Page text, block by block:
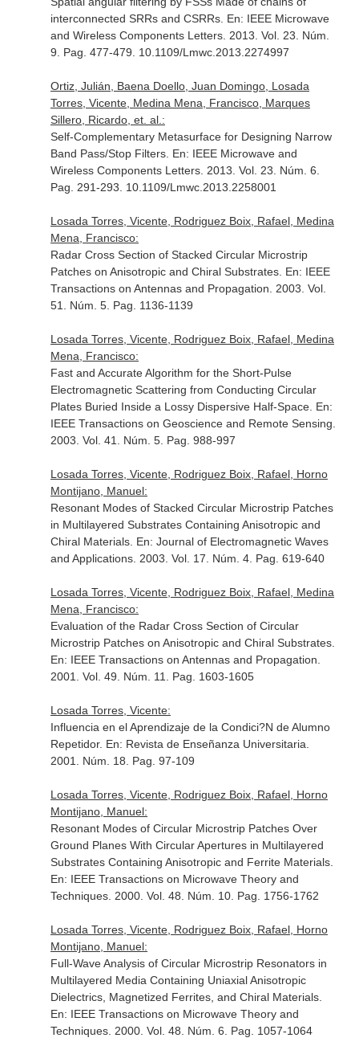
interconnected SRRs and CSRRs. En: IEEE Microwave
and Wireless Components Letters. 2013. Vol. 23. Núm.
9. Pag. 477-479. 10.1109/Lmwc.2013.2274997
Ortiz, Julián, Baena Doello, Juan Domingo, Losada
Torres, Vicente, Medina Mena, Francisco, Marques
Sillero, Ricardo, et. al.:
Self-Complementary Metasurface for Designing Narrow
Band Pass/Stop Filters. En: IEEE Microwave and
Wireless Components Letters. 2013. Vol. 23. Núm. 6.
Pag. 291-293. 10.1109/Lmwc.2013.2258001
Losada Torres, Vicente, Rodriguez Boix, Rafael, Medina
Mena, Francisco:
Radar Cross Section of Stacked Circular Microstrip
Patches on Anisotropic and Chiral Substrates. En: IEEE
Transactions on Antennas and Propagation . 2003. Vol.
51. Núm. 5. Pag. 1136-1139
Losada Torres, Vicente, Rodriguez Boix, Rafael, Medina
Mena, Francisco:
Fast and Accurate Algorithm for the Short-Pulse
Electromagnetic Scattering from Conducting Circular
Plates Buried Inside a Lossy Dispersive Half-Space. En:
IEEE Transactions on Geoscience and Remote Sensing
2003. Vol. 41. Núm. 5. Pag. 988-997
Losada Torres, Vicente, Rodriguez Boix, Rafael, Horno
Montijano, Manuel:
Resonant Modes of Stacked Circular Microstrip Patches
in Multilayered Substrates Containing Anisotropic and
Chiral Materials. En: Journal of Electromagnetic Waves
and Applications. 2003. Vol. 17. Núm. 4. Pag. 619-640
Losada Torres, Vicente, Rodriguez Boix, Rafael, Medina
Mena, Francisco:
Evaluation of the Radar Cross Section of Circular
Microstrip Patches on Anisotropic and Chiral Substrates.
En: IEEE Transactions on Antennas and Propagation
2001. Vol. 49. Núm. 11. Pag. 1603-1605
Losada Torres, Vicente:
Influencia en el Aprendizaje de la Condici?N de Alumno
Repetidor. En: Revista de Enseñanza Universitaria
2001. Núm. 18. Pag. 97-109
Losada Torres, Vicente, Rodriguez Boix, Rafael, Horno
Montijano, Manuel:
Resonant Modes of Circular Microstrip Patches Over
Ground Planes With Circular Apertures in Multilayered
Substrates Containing Anisotropic and Ferrite Materials.
En: IEEE Transactions on Microwave Theory and
Techniques. 2000. Vol. 48. Núm. 10. Pag. 1756-1762
Losada Torres, Vicente, Rodriguez Boix, Rafael, Horno
Montijano, Manuel:
Full-Wave Analysis of Circular Microstrip Resonators in
Multilayered Media Containing Uniaxial Anisotropic
Dielectrics, Magnetized Ferrites, and Chiral Materials.
En: IEEE Transactions on Microwave Theory and
Techniques. 2000. Vol. 48. Núm. 6. Pag. 1057-1064